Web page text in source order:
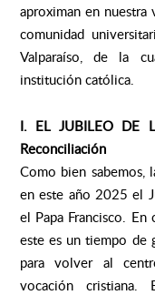
aproximan en nuestra
comunidad
Valparaíso, de la
institución católica.
I. EL JUBILEO DE
Reconciliación
Como bien sabemos,
en este año 2025 el
el Papa Francisco.
este es un tiempo de
para volver al
vocación